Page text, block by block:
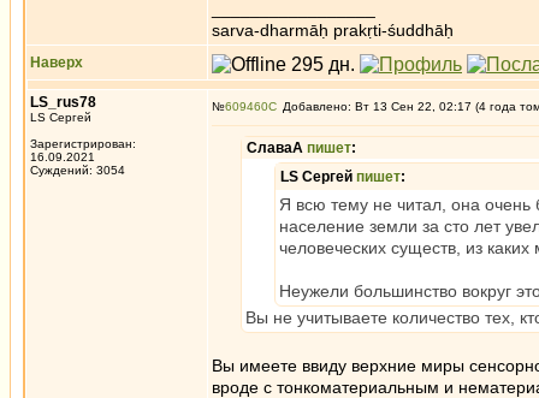
sarva-dharmāḥ prakṛti-śuddhāḥ
Наверх
LS_rus78
LS Сергей
Зарегистрирован:
16.09.2021
Суждений: 3054
№609460 Добавлено: Вт 13 Сен 22, 02:17 (4 года
СлаваА пишет:
LS Сергей пишет:
Я всю тему не читал, она
население земли за сто лет
человеческих существ, из каких
Неужели большинство вокруг
Вы не учитываете количество тех,
Вы имеете ввиду верхние миры
вроде с тонкоматериальным и